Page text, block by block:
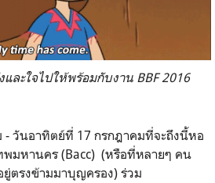
ละใจไปให้พร้อมกับงาน BBF 2016
- วันอาทิตย์ที่ 17 กรกฎาคมที่จะถึงนี้หอ
มหานคร (Bacc) (หรือที่หลายๆ คน
ตรงข้ามมาบุญครอง) ร่วม